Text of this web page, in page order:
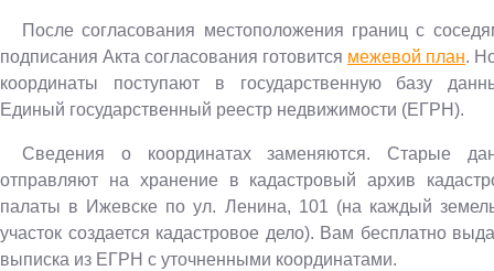
После согласования местоположения границ с
подписания Акта согласования готовится межевой план.
координаты поступают в государственную базу
Единый государственный реестр недвижимости (ЕГРН).
Сведения о координатах заменяются. Старые
отправляют на хранение в кадастровый архив
палаты в Ижевске по ул. Ленина, 101 (на каждый
участок создается кадастровое дело). Вам бесплатно
выписка из ЕГРН с уточненными координатами.